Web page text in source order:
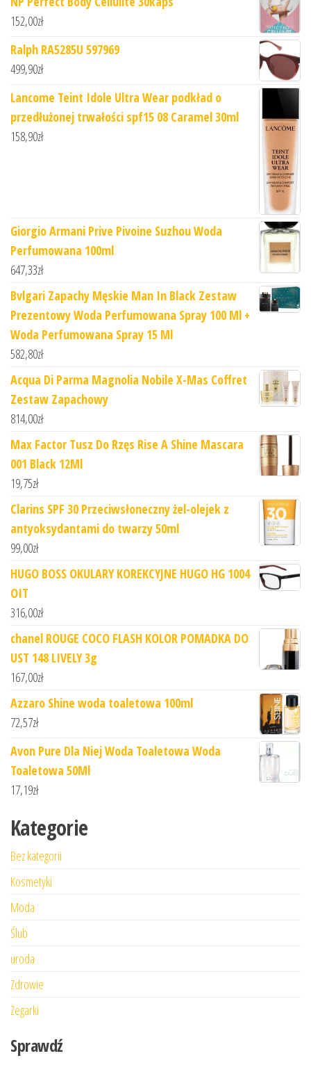
152,00zł
Ralph RA5285U 597969
499,90zł
Lancome Teint Idole Ultra Wear podkład o
przedłużonej trwałości spf15 08 Caramel 30ml
158,90zł
Giorgio Armani Prive Pivoine Suzhou Woda
Perfumowana 100ml
647,33zł
Bvlgari Zapachy Męskie Man In Black Zestaw
Prezentowy Woda Perfumowana Spray 100 Ml +
Woda Perfumowana Spray 15 Ml
582,80zł
Acqua Di Parma Magnolia Nobile X-Mas Coffret
Zestaw Zapachowy
814,00zł
Max Factor Tusz Do Rzęs Rise A Shine Mascara
001 Black 12Ml
19,75zł
Clarins SPF 30 Przeciwsłoneczny żel-olejek z
antyoksydantami do twarzy 50ml
99,00zł
HUGO BOSS OKULARY KOREKCYJNE HUGO HG 1004
OIT
316,00zł
chanel ROUGE COCO FLASH KOLOR POMADKA DO
UST 148 LIVELY 3g
167,00zł
Azzaro Shine woda toaletowa 100ml
72,57zł
Avon Pure Dla Niej Woda Toaletowa Woda
Toaletowa 50Ml
17,19zł
Kategorie
Bez kategorii
Kosmetyki
Moda
Ślub
uroda
Zdrowie
Zegarki
Sprawdź